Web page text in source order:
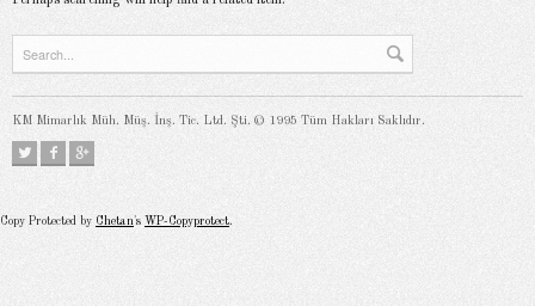
KM Mimarlık Müh. Müş. İnş. Tic. Ltd. Şti. © 1995 Tüm Hakları Saklıdır.
Copy Protected by Chetan's WP-Copyprotect.